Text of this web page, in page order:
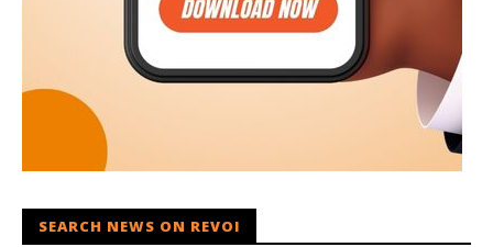
SEARCH NEWS ON REVOI